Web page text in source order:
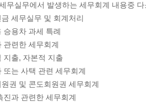
무실무에서 발생하는 세무회계 내용중
세무실무 및 회계처리
승용차 과세 특례
관련한 세무회계
지출, 자본적 지출
또는 사택 관련 세무회계
권 및 콘도회원권 세무회계
진과 관련한 세무회계